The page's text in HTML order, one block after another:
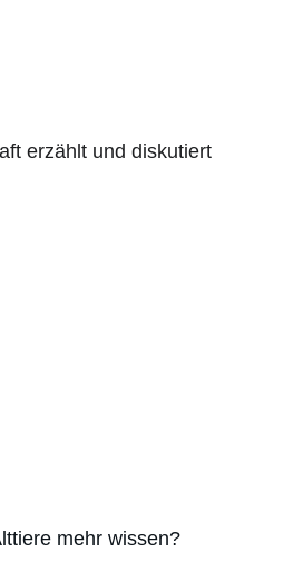
mehr wissen?
erzählt und diskutiert